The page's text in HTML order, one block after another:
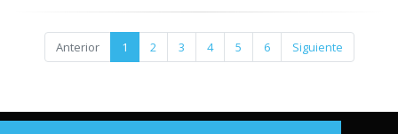
Anterior 1 2 3 4 5 6 Siguiente